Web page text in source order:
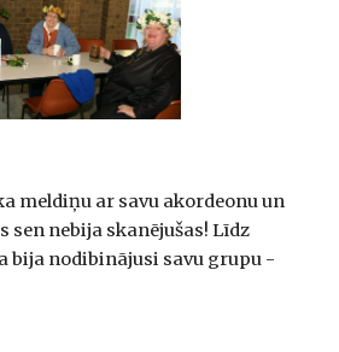
meldiņu ar savu akordeonu un
sen nebija skanējušas! Līdz
bija nodibinājusi savu grupu -